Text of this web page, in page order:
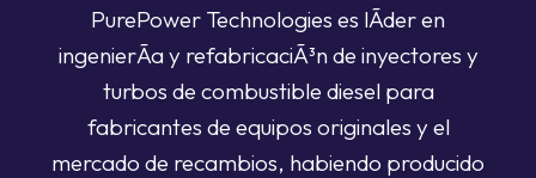
PurePower Technologies es lÃ­der en
ingenierÃ­a y refabricaciÃ³n de inyectores y
turbos de combustible diesel para
fabricantes de equipos originales y el
mercado de recambios, habiendo producido